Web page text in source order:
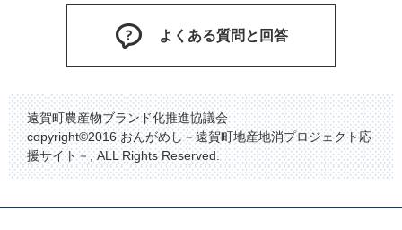
よくある質問と回答
遠賀町農産物ブランド化推進協議会
copyright©2016 おんがめし－遠賀町地産地消プロジェクト応
援サイト－, ALL Rights Reserved.